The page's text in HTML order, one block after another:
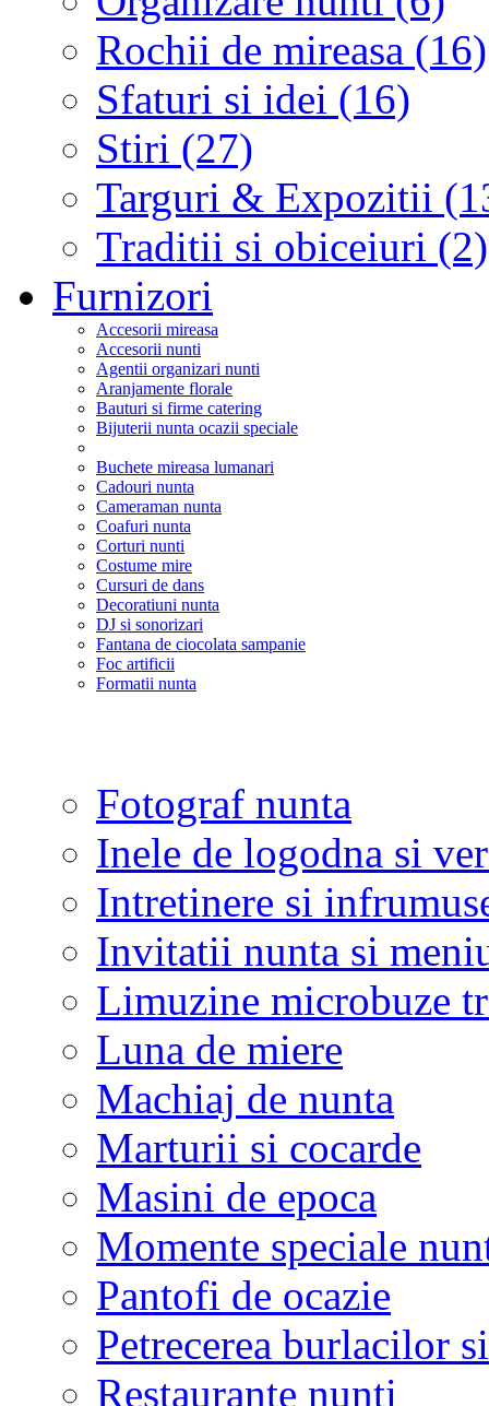
Rochii de mireasa (16)
Sfaturi si idei (16)
Stiri (27)
Targuri & Expozitii
Traditii si obiceiuri (2)
Furnizori
Accesorii mireasa
Accesorii nunti
Agentii organizari nunti
Aranjamente florale
Bauturi si firme catering
Bijuterii nunta ocazii speciale
Buchete mireasa lumanari
Cadouri nunta
Cameraman nunta
Coafuri nunta
Corturi nunti
Costume mire
Cursuri de dans
Decoratiuni nunta
DJ si sonorizari
Fantana de ciocolata sampanie
Foc artificii
Formatii nunta
Fotograf nunta
Inele de logodna si
Intretinere si
Invitatii nunta si
Limuzine microbuze
Luna de miere
Machiaj de nunta
Marturii si cocarde
Masini de epoca
Momente speciale
Pantofi de ocazie
Petrecerea burlacilor
Restaurante nunti